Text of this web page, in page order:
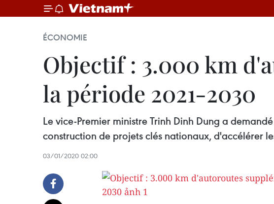
ÉCONOMIE
Objectif : 3.000 km
la période 2021-2030
Le vice-Premier ministre Trinh Dinh Dung a
construction de projets clés nationaux, d'accélérer
03/01/2020 02:00